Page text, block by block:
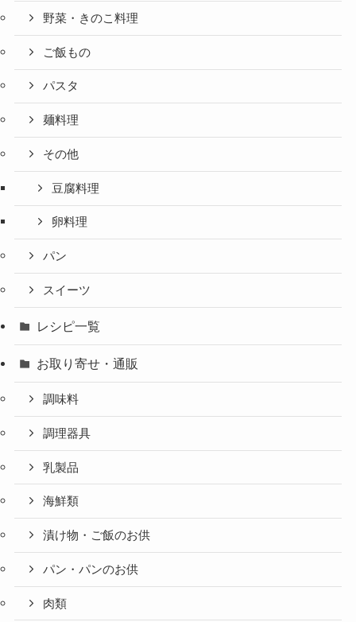
野菜・きのこ料理
ご飯もの
パスタ
麺料理
その他
豆腐料理
卵料理
パン
スイーツ
レシピ一覧
お取り寄せ・通販
調味料
調理器具
乳製品
海鮮類
漬け物・ご飯のお供
パン・パンのお供
肉類